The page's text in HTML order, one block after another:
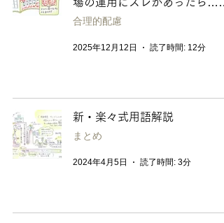
合理的配慮
2025年12月12日 読了時間: 12分
新・楽々式用語解説
まとめ
2024年4月5日 読了時間: 3分